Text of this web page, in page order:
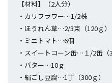
【材料】（2人分）
・カリフラワー…1/2株
・ほうれん草…2/3束（120ｇ）
・ミニトマト…6個
・スイートコーン缶…１/2缶（
・バター…10ｇ
・絹ごし豆腐…1丁（300ｇ）